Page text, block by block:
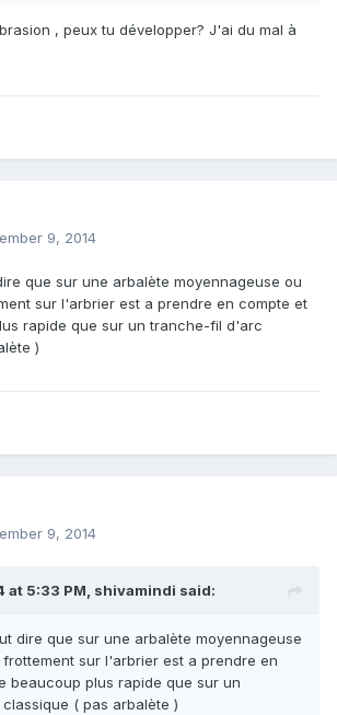
, peux tu développer? J'ai du mal à
9, 2014
que sur une arbalète moyennageuse ou
sur l'arbrier est a prendre en compte et
rapide que sur un tranche-fil d'arc
)
9, 2014
at 5:33 PM, shivamindi said:
dire que sur une arbalète moyennageuse
sur l'arbrier est a prendre en
beaucoup plus rapide que sur un
( pas arbalète )